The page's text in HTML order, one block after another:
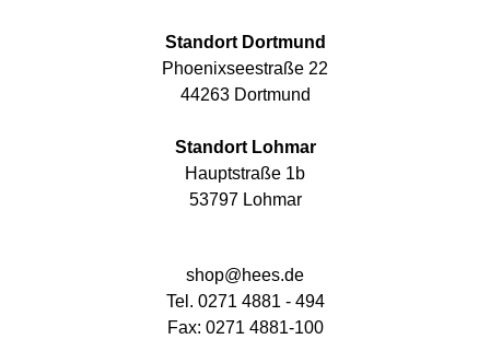
Standort Dortmund
Phoenixseestraße 22
44263 Dortmund
Standort Lohmar
Hauptstraße 1b
53797 Lohmar
shop@hees.de
Tel. 0271 4881 - 494
Fax: 0271 4881-100